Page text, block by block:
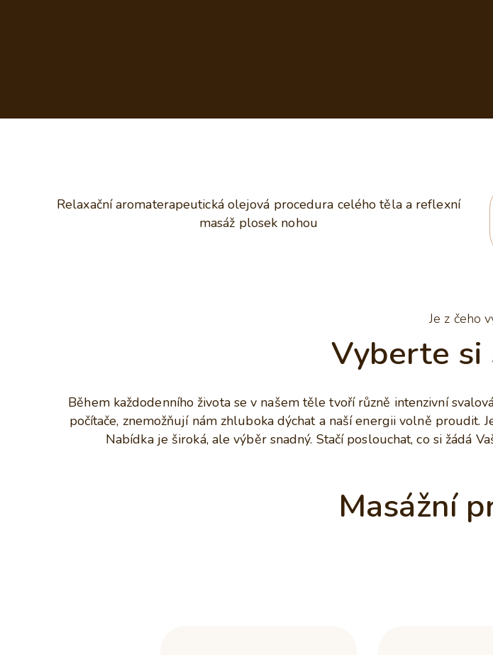
Relaxační aromaterapeutická olejová procedura celého těla a reflexní
masáž plosek nohou
Je z čeho
Vyberte si
Během každodenního života se v našem těle tvoří různě intenzivní
počítače, znemožňují nám zhluboka dýchat a naší energii volně proudit.
Nabídka je široká, ale výběr snadný. Stačí poslouchat, co si žádá
Masážní